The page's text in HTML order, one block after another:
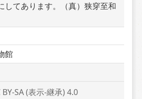
してあります。（真）狭穿至和
館
BY-SA (表示-継承) 4.0